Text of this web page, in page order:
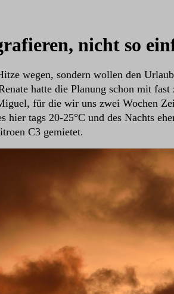
nicht so
wegen, sondern wollen den
hatte die Planung schon mit
für die wir uns zwei Wochen
tags 20-25°C und des Nachts
C3 gemietet.